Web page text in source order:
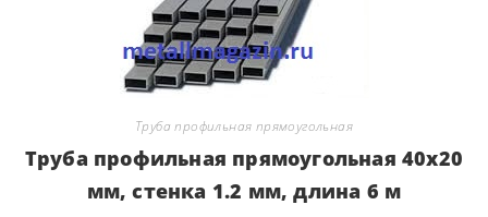
Труба профильная прямоугольная
Труба профильная прямоугольная 40х20
мм, стенка 1.2 мм, длина 6 м